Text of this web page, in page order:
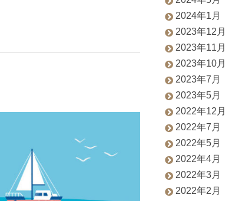
2024年1月
2023年12月
2023年11月
2023年10月
2023年7月
2023年5月
2022年12月
2022年7月
2022年5月
2022年4月
2022年3月
2022年2月